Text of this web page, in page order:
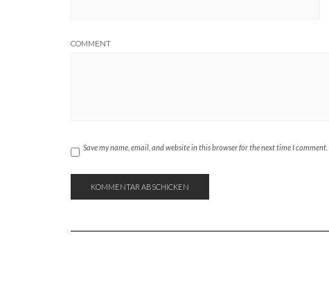
COMMENT
Save my name, email, and website in this browser for the next time I comment.